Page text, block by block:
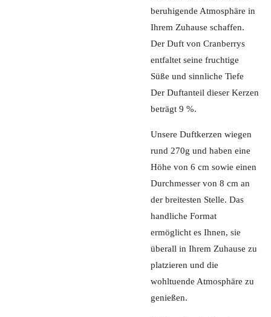
beruhigende Atmosphäre in
Ihrem Zuhause schaffen.
Der Duft von Cranberrys
entfaltet seine fruchtige
Süße und sinnliche Tiefe
Der Duftanteil dieser Kerzen
beträgt 9 %.
Unsere Duftkerzen wiegen
rund 270g und haben eine
Höhe von 6 cm sowie einen
Durchmesser von 8 cm an
der breitesten Stelle. Das
handliche Format
ermöglicht es Ihnen, sie
überall in Ihrem Zuhause zu
platzieren und die
wohltuende Atmosphäre zu
genießen.